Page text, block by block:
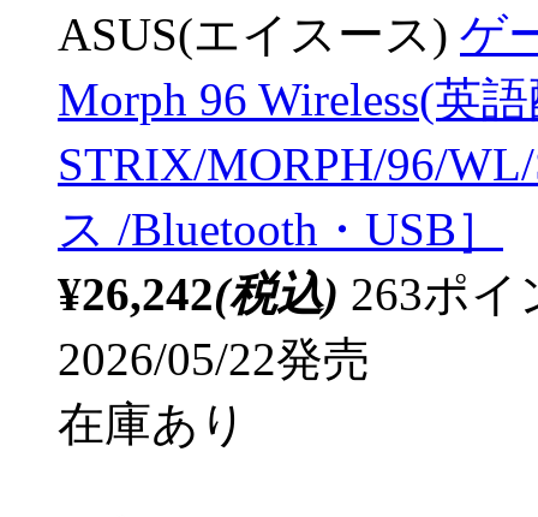
ASUS(エイスース) ゲ
Morph 96 Wireless(英
STRIX/MORPH/96/
ス /Bluetooth・USB］
¥26,242(税込) 263ポ
2026/05/22発売
在庫あり